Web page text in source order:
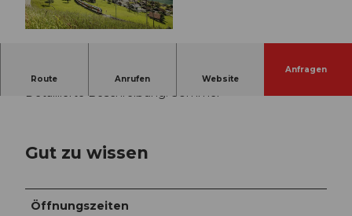
b
h
n
Route Anrufen Website
Anfragen
Einleitung Beschreibung: Sommer
Detaillierte Beschreibung: Sommer
Gut zu wissen
Öffnungszeiten